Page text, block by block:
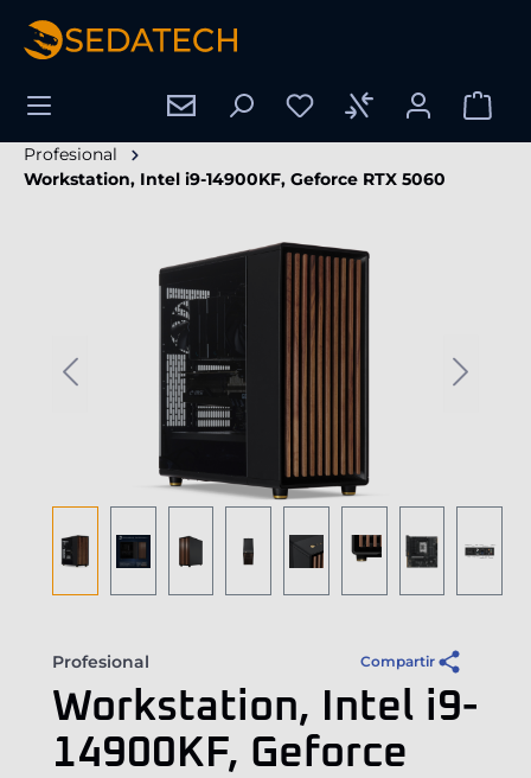
principal
Profesional
Workstation, Intel i9-14900KF, Geforce RTX 5060
Omitir galería de imágenes
Profesional Compartir
Workstation, Intel i9-
14900KF, Geforce